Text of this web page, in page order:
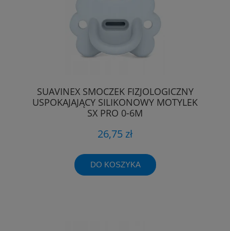
SUAVINEX SMOCZEK FIZJOLOGICZNY
USPOKAJAJĄCY SILIKONOWY MOTYLEK
SX PRO 0-6M
26,75 zł
DO KOSZYKA